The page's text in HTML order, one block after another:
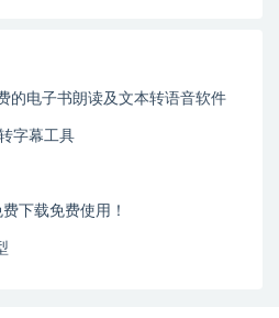
的电子书朗读及文本转语音软件
字幕工具
下载免费使用！